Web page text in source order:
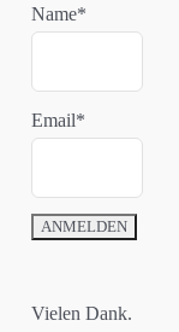
Name*
Email*
Vielen Dank.